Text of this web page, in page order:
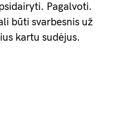
Pagalvoti.
būti svarbesnis už
kartu sudėjus.